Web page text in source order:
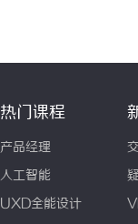
热门课程
产品经理
人工智能
UXD全能设计